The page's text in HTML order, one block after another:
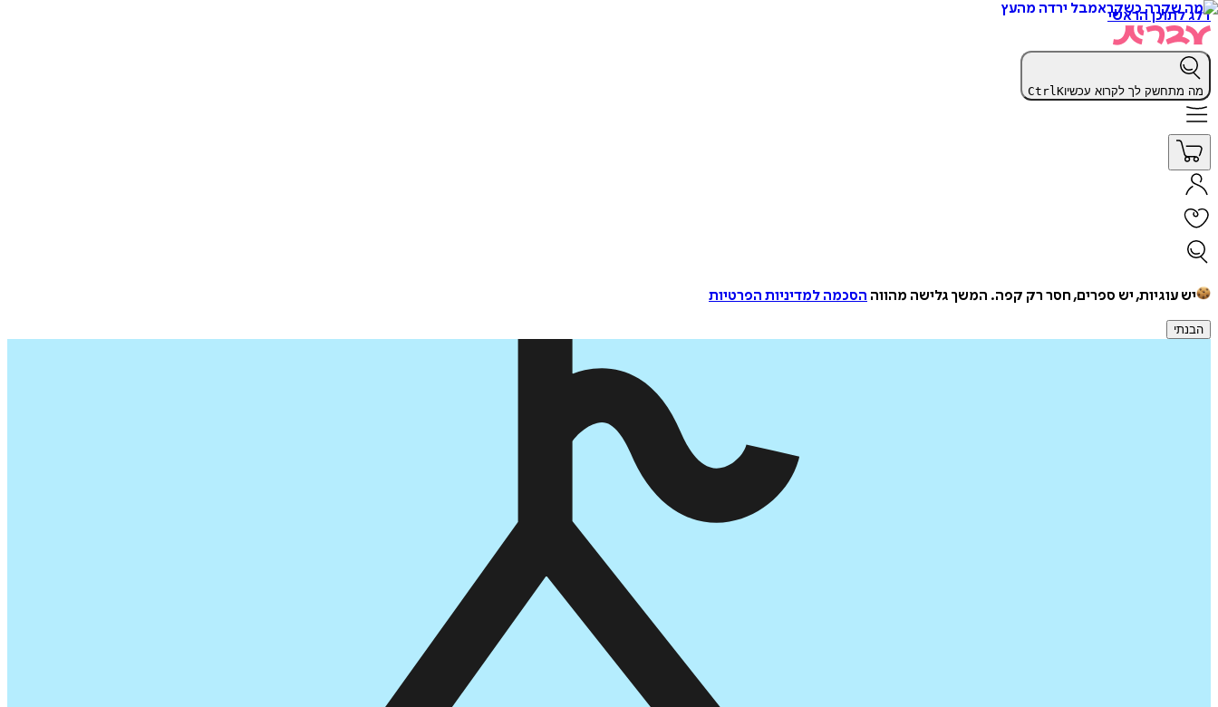
דלג לתוכן הראשי
מה מתחשק לך לקרוא עכשיו CtrlK
יש עוגיות, יש ספרים, חסר רק קפה. המשך גלישה מהווה הסכמה למדיניות הפרטיות
הבנתי